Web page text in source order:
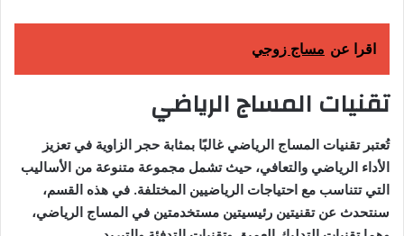
اقرا عن مساج زوجي
تقنيات المساج الرياضي
تُعتبر تقنيات المساج الرياضي غالبًا بمثابة حجر الزاوية في تعزيز
الأداء الرياضي والتعافي، حيث تشمل مجموعة متنوعة من الأساليب
التي تتناسب مع احتياجات الرياضيين المختلفة. في هذه القسم،
سنتحدث عن تقنيتين رئيسيتين مستخدمتين في المساج الرياضي،